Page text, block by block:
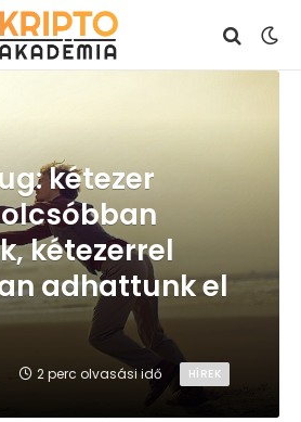
kétezer
kétezerrel
adhattunk el
2 perc olvasási idő HÍREK